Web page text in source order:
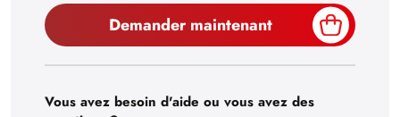
30
Demander maintenant
Vous avez besoin d'aide ou vous avez des